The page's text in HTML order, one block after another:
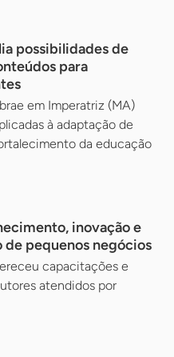
possibilidades de
para
em Imperatriz (MA)
à adaptação de
da educação
inovação e
pequenos negócios
capacitações e
atendidos por